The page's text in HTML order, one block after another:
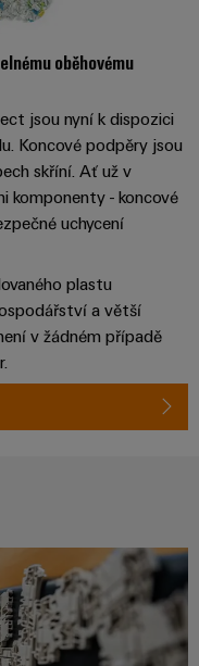
oběhovému
jsou nyní k dispozici
Koncové podpěry jsou
skříní. Ať už v
komponenty - koncové
uchycení
plastu
a větší
v žádném případě